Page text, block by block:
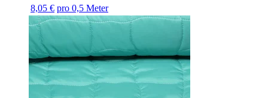
8,05 € pro 0,5 Meter